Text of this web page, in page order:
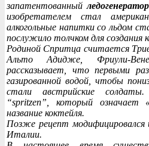
запатентованныйледогенератор
изобретателем стал
алкогольные напитки со льдом
послужило толчком для создания
Родиной Спритца считается
Альто Адидже, Фриули-
рассказывает, что первыми
газированной водой, чтобы
стали австрийские
“spritzen”, который означает
название коктейля.
Позже рецепт модифицировался
Италии.